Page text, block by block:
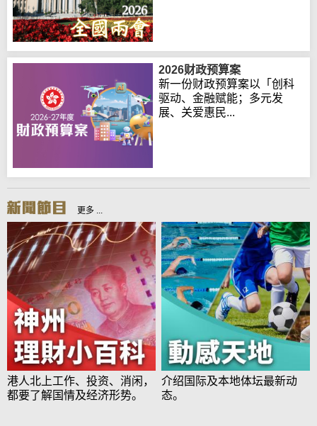
2026财政预算案
新一份财政预算案以「创科
驱动、金融赋能；多元发
展、关爱惠民...
更多 ...
港人北上工作、投资、消闲，
都要了解国情及经济形势。
介绍国际及本地体坛最新动
态。